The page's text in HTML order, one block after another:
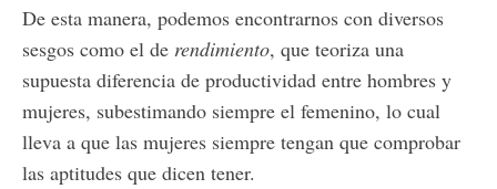
De esta manera, podemos encontrarnos con diversos
sesgos como el de rendimiento, que teoriza una
supuesta diferencia de productividad entre hombres y
mujeres, subestimando siempre el femenino, lo cual
lleva a que las mujeres siempre tengan que comprobar
las aptitudes que dicen tener.